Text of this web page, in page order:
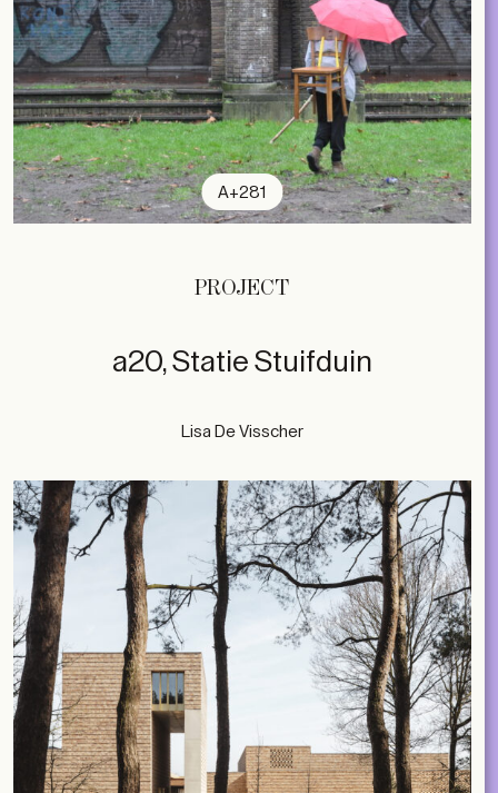
A+281
PROJECT
a20, Statie Stuifduin
Lisa De Visscher